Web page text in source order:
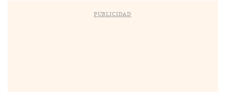
PUBLICIDAD